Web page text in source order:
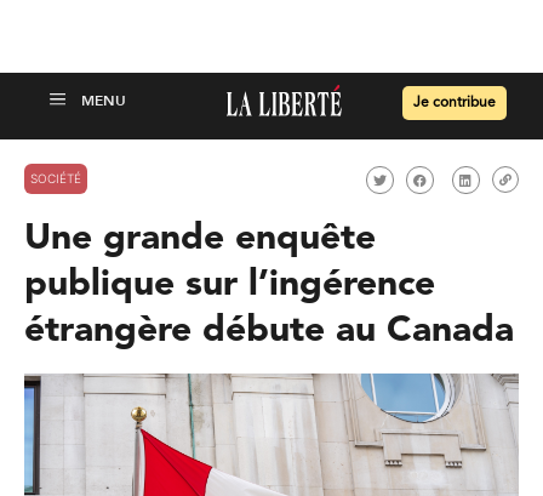
Je contribue
SOCIÉTÉ
Une grande enquête
publique sur l’ingérence
étrangère débute au Canada